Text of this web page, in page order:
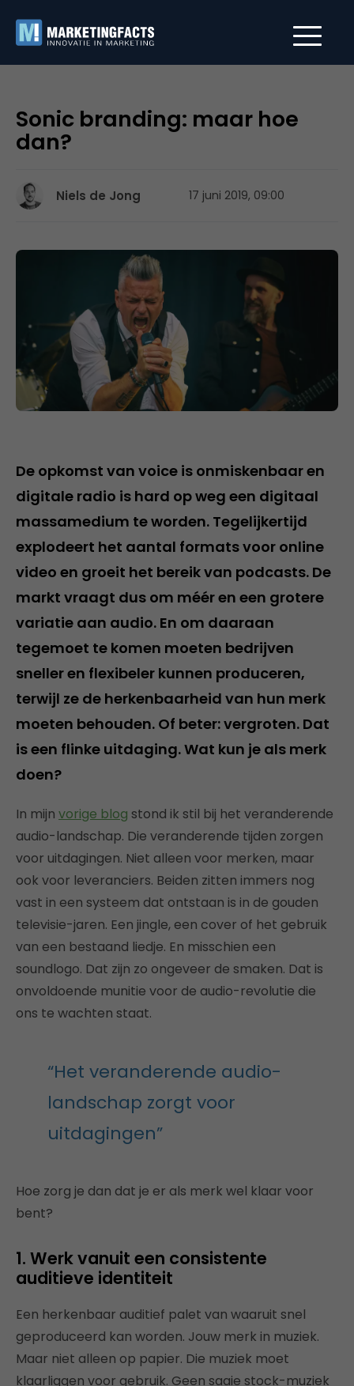
Sonic branding: maar hoe
dan?
Niels de Jong 17 juni 2019, 09:00
De opkomst van voice is onmiskenbaar en
digitale radio is hard op weg een digitaal
massamedium te worden. Tegelijkertijd
explodeert het aantal formats voor online
video en groeit het bereik van podcasts. De
markt vraagt dus om méér en een grotere
variatie aan audio. En om daaraan
tegemoet te komen moeten bedrijven
sneller en flexibeler kunnen produceren,
terwijl ze de herkenbaarheid van hun merk
moeten behouden. Of beter: vergroten. Dat
is een flinke uitdaging. Wat kun je als merk
doen?
In mijn vorige blog stond ik stil bij het veranderende
audio-landschap. Die veranderende tijden zorgen
voor uitdagingen. Niet alleen voor merken, maar
ook voor leveranciers. Beiden zitten immers nog
vast in een systeem dat ontstaan is in de gouden
televisie-jaren. Een jingle, een cover of het gebruik
van een bestaand liedje. En misschien een
soundlogo. Dat zijn zo ongeveer de smaken. Dat is
onvoldoende munitie voor de audio-revolutie die
ons te wachten staat.
“Het veranderende audio-
landschap zorgt voor
uitdagingen”
Hoe zorg je dan dat je er als merk wel klaar voor
bent?
1. Werk vanuit een consistente
auditieve identiteit
Een herkenbaar auditief palet van waaruit snel
geproduceerd kan worden. Jouw merk in muziek.
Maar niet alleen op papier. Die muziek moet
klaarliggen voor gebruik. Geen saaie stock-muziek